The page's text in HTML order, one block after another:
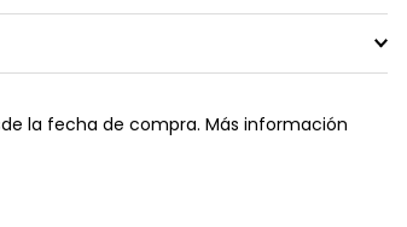
la fecha de compra. Más información